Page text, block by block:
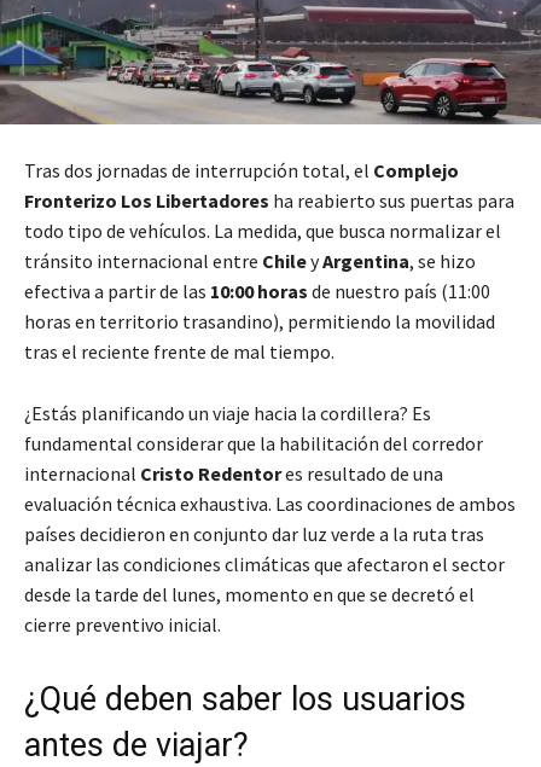
Tras dos jornadas de interrupción total, el Complejo
Fronterizo Los Libertadores ha reabierto sus puertas para
todo tipo de vehículos. La medida, que busca normalizar el
tránsito internacional entre ChileyArgentina, se hizo
efectiva a partir de las 10:00 horas de nuestro país (11:00
horas en territorio trasandino), permitiendo la movilidad
tras el reciente frente de mal tiempo.
¿Estás planificando un viaje hacia la cordillera? Es
fundamental considerar que la habilitación del corredor
internacional Cristo Redentores resultado de una
evaluación técnica exhaustiva. Las coordinaciones de ambos
países decidieron en conjunto dar luz verde a la ruta tras
analizar las condiciones climáticas que afectaron el sector
desde la tarde del lunes, momento en que se decretó el
cierre preventivo inicial.
¿Qué deben saber los usuarios
antes de viajar?